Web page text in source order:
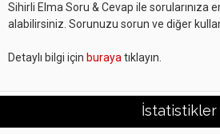
Sihirli Elma Soru & Cevap ile sorularınıza
alabilirsiniz. Sorunuzu sorun ve diğer
Detaylı bilgi için buraya tıklayın.
İstatistikler